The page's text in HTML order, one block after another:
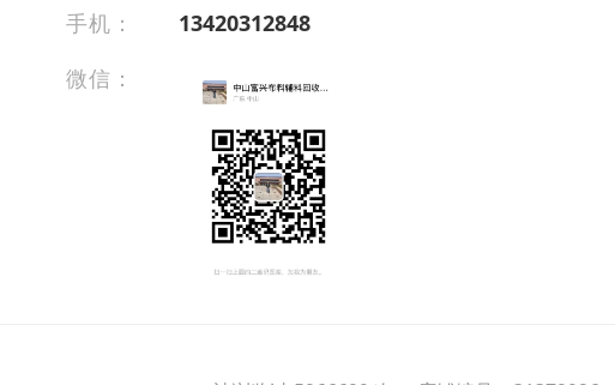
手机：
13420312848
微信：